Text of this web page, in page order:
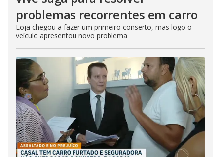
problemas recorrentes em carro
Loja chegou a fazer um primeiro conserto, mas logo o
veículo apresentou novo problema